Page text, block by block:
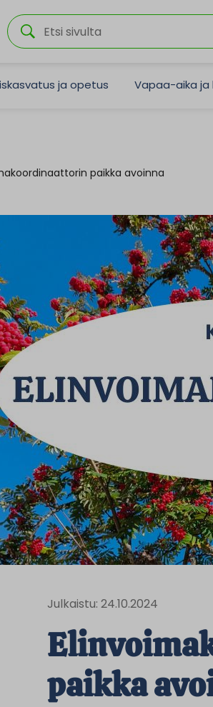
ja opetus Vapaa-aika ja
paikka avoinna
Julkaistu: 24.10.2024
paikka